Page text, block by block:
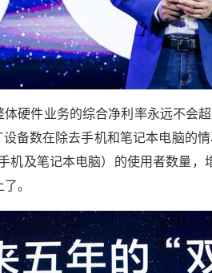
硬件业务的综合净利率永远不会
备数在除去手机和笔记本电脑的
机及笔记本电脑）的使用者数量，
。